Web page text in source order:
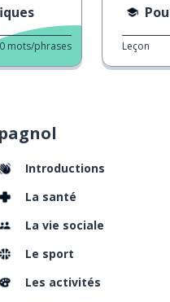
Introductions
La santé
La vie sociale
Le sport
Les activités
mots/phrases Leçon